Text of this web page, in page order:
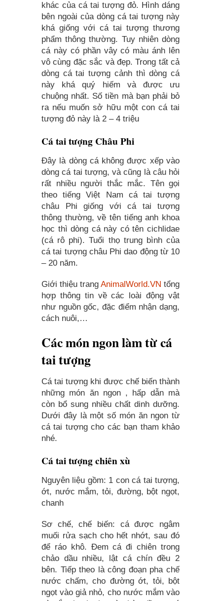
khác của cá tai tượng đỏ. Hình dáng
bên ngoài của dòng cá tai tượng này
khá giống với cá tai tượng thương
phẩm thông thường. Tuy nhiên dòng
cá này có phần vây có màu ánh lên
vô cùng đặc sắc và đẹp. Trong tất cả
dòng cá tai tượng cảnh thì dòng cá
này khá quý hiếm và được ưu
chuộng nhất. Số tiền mà bạn phải bỏ
ra nếu muốn sở hữu một con cá tai
tượng đỏ này là 2 – 4 triệu
Cá tai tượng Châu Phi
Đây là dòng cá không được xếp vào
dòng cá tai tượng, và cũng là câu hỏi
rất nhiều người thắc mắc. Tên gọi
theo tiếng Việt Nam cá tai tượng
châu Phi giống với cá tai tượng
thông thường, về tên tiếng anh khoa
học thì dòng cá này có tên cichlidae
(cá rô phi). Tuổi thọ trung bình của
cá tai tượng châu Phi dao động từ 10
– 20 năm.
Giới thiệu trang AnimalWorld.VN tổng
hợp thông tin về các loài động vật
như nguồn gốc, đặc điểm nhận dạng,
cách nuôi,…
Các món ngon làm từ cá
tai tượng
Cá tai tượng khi được chế biến thành
những món ăn ngon , hấp dẫn mà
còn bổ sung nhiều chất dinh dưỡng.
Dưới đây là một số món ăn ngon từ
cá tai tượng cho các bạn tham khảo
nhé.
Cá tai tượng chiên xù
Nguyên liệu gồm: 1 con cá tai tượng,
ớt, nước mắm, tỏi, đường, bột ngọt,
chanh
Sơ chế, chế biến: cá được ngâm
muối rửa sạch cho hết nhớt, sau đó
để ráo khô. Đem cá đi chiên trong
chảo dầu nhiều, lật cá chín đều 2
bên. Tiếp theo là công đoạn pha chế
nước chấm, cho đường ớt, tỏi, bột
ngọt vào giả nhỏ, cho nước mắm vào